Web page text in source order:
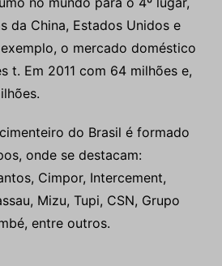
da China, Estados Unidos e
o mercado doméstico
t. Em 2011 com 64 milhões e,
do Brasil é formado
onde se destacam:
Cimpor, Intercement,
Mizu, Tupi, CSN, Grupo
entre outros.